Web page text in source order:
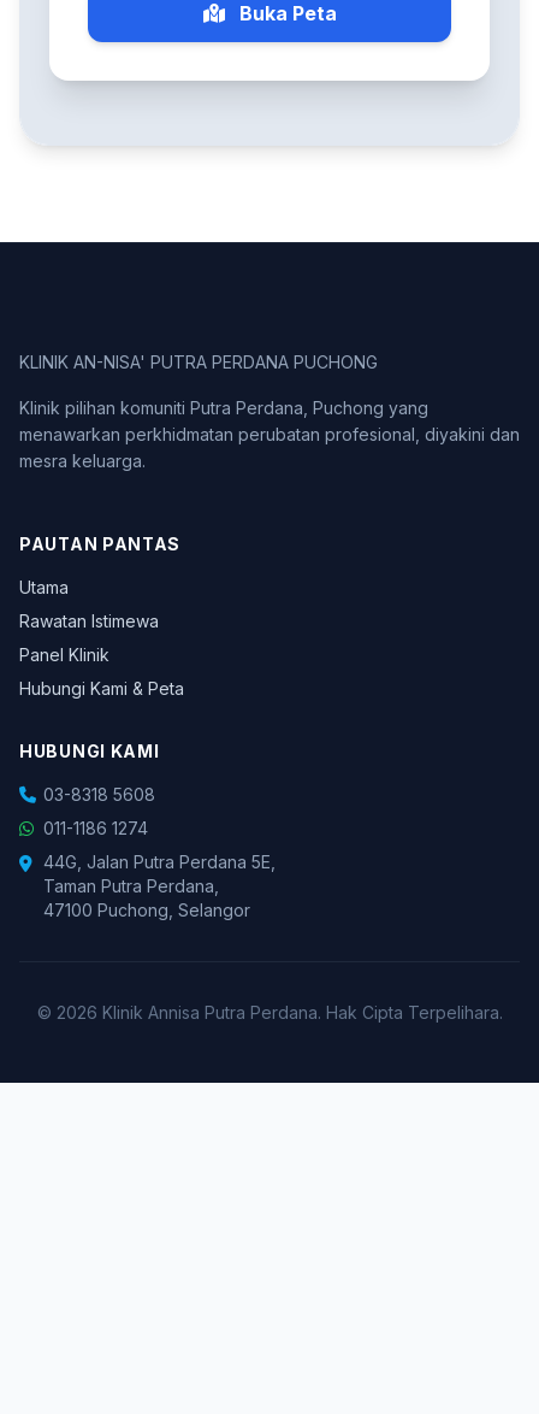
Buka Peta
KLINIK AN-NISA' PUTRA PERDANA PUCHONG
Klinik pilihan komuniti Putra Perdana, Puchong yang
menawarkan perkhidmatan perubatan profesional, diyakini dan
mesra keluarga.
PAUTAN PANTAS
Utama
Rawatan Istimewa
Panel Klinik
Hubungi Kami & Peta
HUBUNGI KAMI
03-8318 5608
011-1186 1274
44G, Jalan Putra Perdana 5E,
Taman Putra Perdana,
47100 Puchong, Selangor
© 2026 Klinik Annisa Putra Perdana. Hak Cipta Terpelihara.